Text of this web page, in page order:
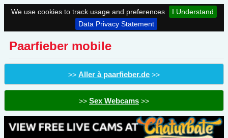
We use cookies to track usage and preferences
I Understand
Data Privacy Statement
Paarfieber mobile
>> Aller à paarfieber.de >>
>> Sex Webcams >>